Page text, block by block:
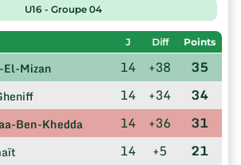
U16 - Groupe 04
J Diff Points
El-Mizan 14 +38 35
14 +34 34
Ben-Khedda 14 +36 31
14 +5 21